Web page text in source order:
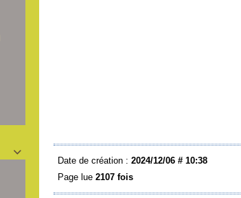

Date de création : 2024/12/06 # 10:38
Page lue 2107 fois